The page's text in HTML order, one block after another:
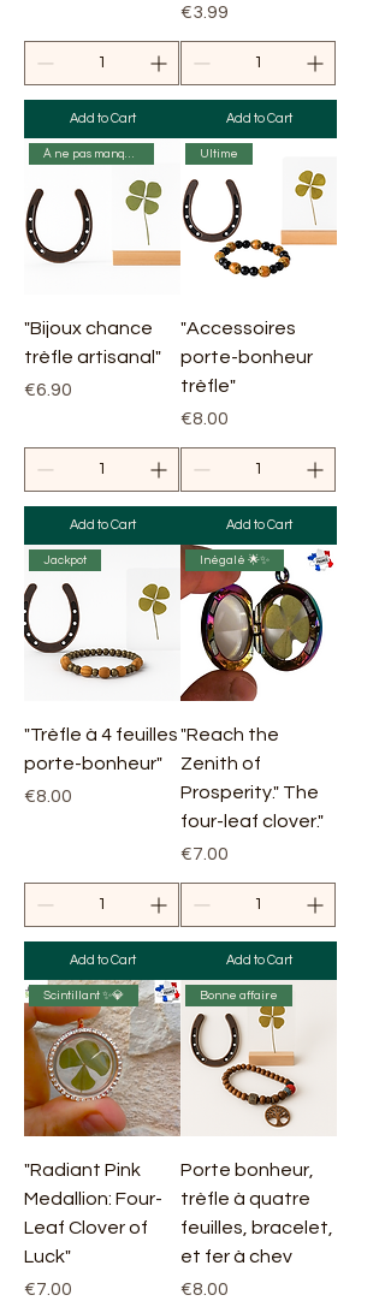
Add to Cart
Price
€3.99
Add to Cart
À ne pas manquer
"Bijoux chance
trèfle artisanal"
Price
€6.90
Add to Cart
Ultime
"Accessoires
porte-bonheur
trèfle"
Price
€8.00
Add to Cart
Jackpot
"Trèfle à 4 feuilles
porte-bonheur"
Price
€8.00
Add to Cart
Inégalé 🌟✨
"Reach the
Zenith of
Prosperity." The
four-leaf clover."
Price
€7.00
Add to Cart
Scintillant ✨💎
"Radiant Pink
Medallion: Four-
Leaf Clover of
Luck"
Price
€7.00
Bonne affaire
Porte bonheur,
trèfle à quatre
feuilles, bracelet,
et fer à chev
Price
€8.00